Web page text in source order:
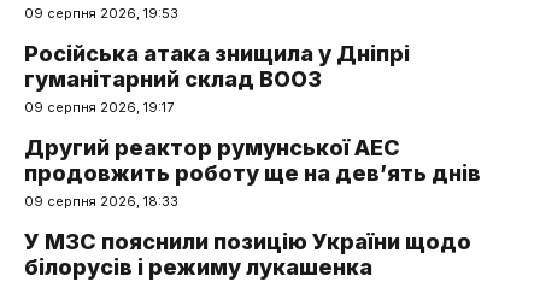
09 серпня 2026, 19:53
Російська атака знищила у Дніпрі
гуманітарний склад ВООЗ
09 серпня 2026, 19:17
Другий реактор румунської АЕС
продовжить роботу ще на дев’ять днів
09 серпня 2026, 18:33
У МЗС пояснили позицію України щодо
білорусів і режиму лукашенка